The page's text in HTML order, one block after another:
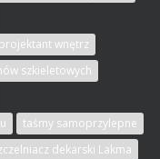
wnętrz
szkieletowych
taśmy samoprzylepne
dekarski Lakma